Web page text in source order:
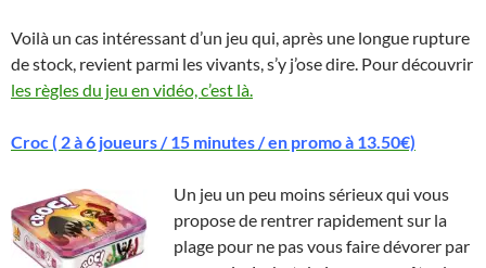
Voilà un cas intéressant d’un jeu qui, après une longue rupture
de stock, revient parmi les vivants, s’y j’ose dire. Pour découvrir
les règles du jeu en vidéo, c’est là.
Croc ( 2 à 6 joueurs / 15 minutes / en promo à 13.50€)
Un jeu un peu moins sérieux qui vous
propose de rentrer rapidement sur la
plage pour ne pas vous faire dévorer par